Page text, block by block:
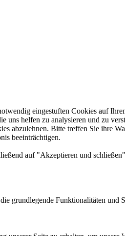
eingestuften Cookies auf
uns helfen zu analysieren und zu
abzulehnen. Bitte treffen Sie ihre
beeinträchtigen.
auf "Akzeptieren und
grundlegende Funktionalitäten und